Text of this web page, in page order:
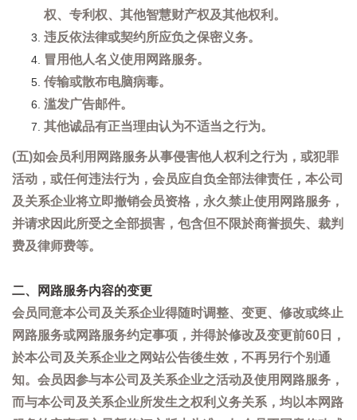
权、专利权、其他智慧财产权及其他权利。
违反依法律或契约所应负之保密义务。
冒用他人名义使用网路服务。
传输或散布电脑病毒。
滥发广告邮件。
其他诚品有正当理由认为不适当之行为。
(五)如会员利用网路服务从事侵害他人权利之行为，或犯罪
活动，或任何违法行为，会员应自负全部法律责任，本公司
及关系企业将立即撤销会员资格，永久禁止使用网路服务，
并请求因此所受之全部损害，包含但不限於商誉损失、裁判
费及律师费等。
二、网路服务内容的变更
会员同意本公司及关系企业得随时调整、变更、修改或终止
网路服务或网路服务约定事项，并得於修改及变更前60日，
於本公司及关系企业之网站公告後生效，不再另行个别通
知。会员因参与本公司及关系企业之活动及使用网路服务，
而与本公司及关系企业所发生之权利义务关系，均以本网路